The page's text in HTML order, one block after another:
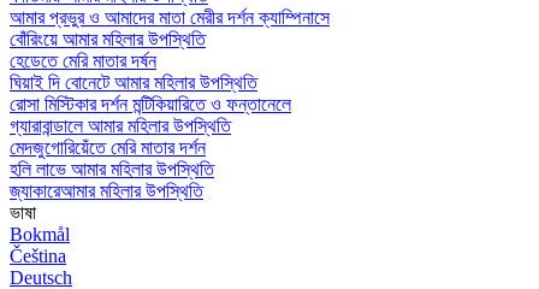
আমার প্রভুর ও আমাদের মাতা মেরীর দর্শন ক্যাম্পিনাসে
বোঁরিংয়ে আমার মহিলার উপস্থিতি
হেডেতে মেরি মাতার দর্ষন
ঘিয়াই দি বোনেটে আমার মহিলার উপস্থিতি
রোসা মিস্টিকার দর্শন মন্টিকিয়ারিতে ও ফন্তানেলে
গ্যারাবান্ডালে আমার মহিলার উপস্থিতি
মেদজুগোরিয়েঁতে মেরি মাতার দর্শন
হলি লাভে আমার মহিলার উপস্থিতি
জ্যাকারেআমার মহিলার উপস্থিতি
ভাষা
Bokmål
Čeština
Deutsch